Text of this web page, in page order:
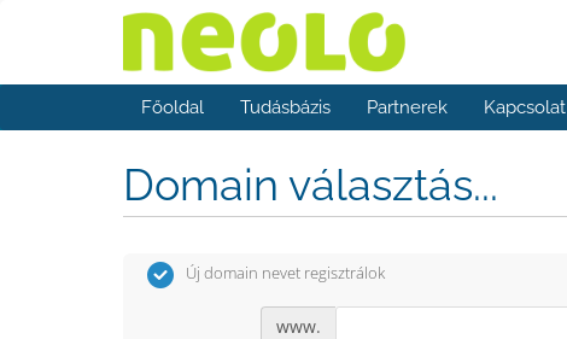
Főoldal Tudásbázis Partnerek Kapcsolat
Domain választás...
Új domain nevet regisztrálok
www.